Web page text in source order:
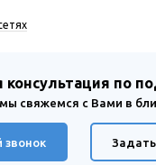
по
мы свяжемся с Вами в
звонок